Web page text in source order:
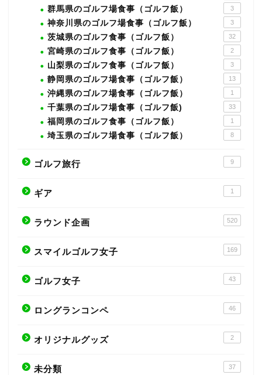
群馬県のゴルフ場食事（ゴルフ飯） 3
神奈川県のゴルフ場食事（ゴルフ飯） 3
茨城県のゴルフ食事（ゴルフ飯） 32
宮崎県のゴルフ食事（ゴルフ飯） 2
山梨県のゴルフ食事（ゴルフ飯） 3
静岡県のゴルフ場食事（ゴルフ飯） 13
沖縄県のゴルフ場食事（ゴルフ飯） 1
千葉県のゴルフ場食事（ゴルフ飯) 33
福岡県のゴルフ食事（ゴルフ飯） 1
埼玉県のゴルフ場食事（ゴルフ飯） 8
ゴルフ旅行 9
ギア 1
ラウンド企画 520
スマイルゴルフ女子 169
ゴルフ女子 43
ロングランコンペ 46
オリジナルグッズ 2
未分類 37